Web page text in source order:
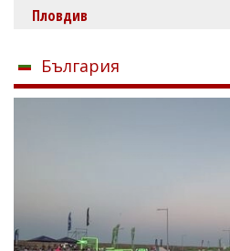
Пловдив
България